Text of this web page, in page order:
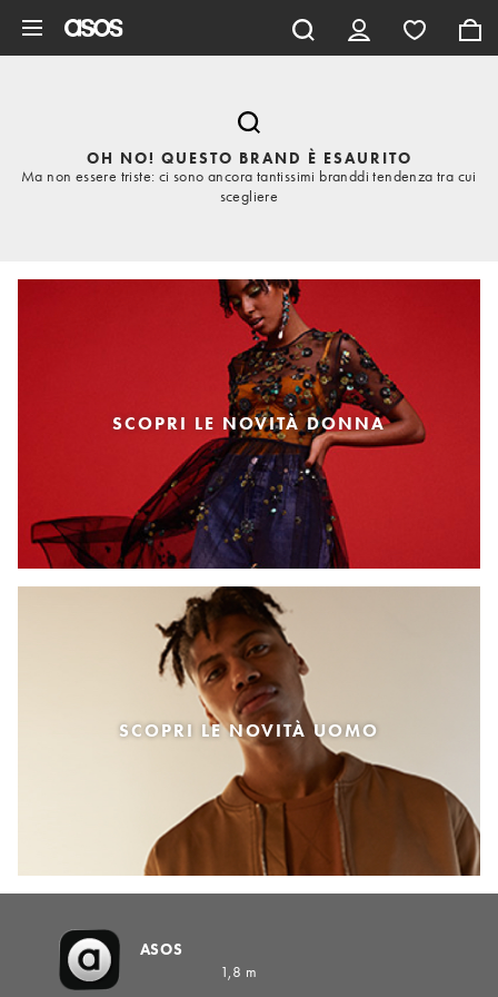
OH NO! QUESTO BRAND È ESAURITO
Ma non essere triste: ci sono ancora tantissimi branddi tendenza tra cui
scegliere
SCOPRI LE NOVITÀ DONNA
SCOPRI LE NOVITÀ UOMO
ASOS
1,8 m